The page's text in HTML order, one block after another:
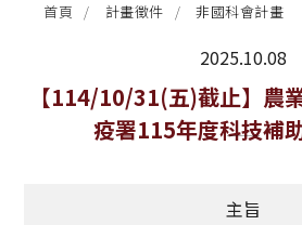
法規修訂
補助獎項
首頁 計畫徵件 非國科會計畫
2025.10.08
最新消息
【114/10/31(五)截止】農
疫署115年度科技補
主旨